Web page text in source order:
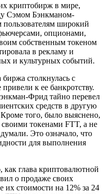
криптобирж в мире,
Сэмом Бэнкманом-
широкий
опционами,
собственным токеном
в рекламу и
и культурных событий.
столкнулась с
к ее банкротству.
Фрид тайно перевел
средств в другую
того, было выяснено,
своими токенами FTT, а не
Это означало, что
для выполнения
как глава криптовалютной
о продаже своих
их стоимости на 12% за 24